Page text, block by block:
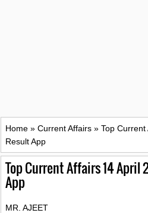
Home » Current Affairs » Top
Result App
Top Current Affairs 14 April
App
MR. AJEET